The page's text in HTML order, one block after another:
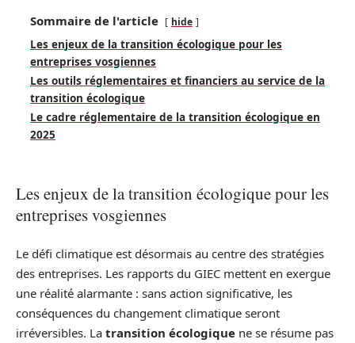
Sommaire de l'article hide
Les enjeux de la transition écologique pour les
entreprises vosgiennes
Les outils réglementaires et financiers au service de la
transition écologique
Le cadre réglementaire de la transition écologique en
2025
Les enjeux de la transition écologique pour les
entreprises vosgiennes
Le défi climatique est désormais au centre des stratégies
des entreprises. Les rapports du GIEC mettent en exergue
une réalité alarmante : sans action significative, les
conséquences du changement climatique seront
irréversibles. La transition écologique ne se résume pas